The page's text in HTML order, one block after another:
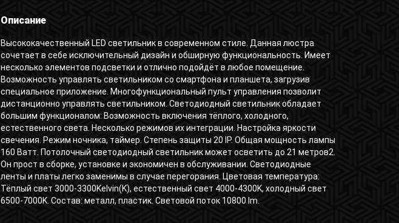
Описание
Высококачественный LED светильник в современном стиле. Данная люстра
сочетает в себе исключительный дизайн и обширную функциональность. Имеет
несколько элементов подсветки и отлично подойдёт в любое помещение.
Возможность управлять светильником со смартфона и планшета, загрузив
специальное приложение. Многофункциональный пульт управления позволит
дистанционно управлять светильником. Светодиодный светильник обладает
большим функционалом: Возможность включения тёплого, холодного,
естественного света. Несколько режимов их интеграции. Настройка яркости
свечения. Режим ночника, таймер. Степень защиты 20 IP. Общая мощность лампы
160 Ватт. Потолочный светодиодный светильник может осветить до 21 метров2.
Он прост в сборке, установке и экономичен в обслуживании. Светодиодные
ленты и платы легко заменимы в случае перегорания. Цветовая температура:
Тёплый свет 3000-3300Kelvin(K), естественный свет 4000-4300K, холодный свет
6500-7000K. Состав: металл, пластик. Световой поток 10800 lm.